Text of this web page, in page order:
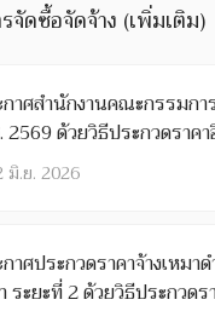
จัดซื้อจัดจ้าง (เพิ่มเติม)
าศสำนักงานคณะกรรมก
2569 ด้วยวิธีประกวดรา
มิ.ย. 2026
ศประกวดราคาจ้างเหมาดำเนินการจั
ระยะที่ 2 ด้วยวิธีประกว